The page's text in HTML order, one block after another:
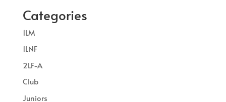
Categories
1LM
1LNF
2LF-A
Club
Juniors